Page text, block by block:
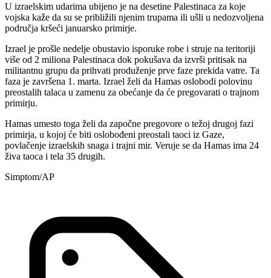
U izraelskim udarima ubijeno je na desetine Palestinaca za koje
vojska kaže da su se približili njenim trupama ili ušli u nedozvoljena
područja kršeći januarsko primirje.
Izrael je prošle nedelje obustavio isporuke robe i struje na teritoriji
više od 2 miliona Palestinaca dok pokušava da izvrši pritisak na
militantnu grupu da prihvati produženje prve faze prekida vatre. Ta
faza je završena 1. marta. Izrael želi da Hamas oslobodi polovinu
preostalih talaca u zamenu za obećanje da će pregovarati o trajnom
primirju.
Hamas umesto toga želi da započne pregovore o težoj drugoj fazi
primirja, u kojoj će biti oslobođeni preostali taoci iz Gaze,
povlačenje izraelskih snaga i trajni mir. Veruje se da Hamas ima 24
živa taoca i tela 35 drugih.
Simptom/AP